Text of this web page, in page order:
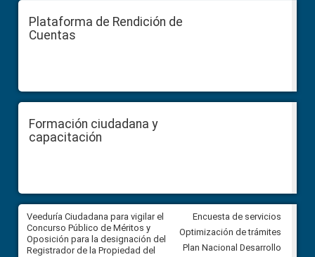
Plataforma de Rendición de
Cuentas
Formación ciudadana y
capacitación
Veeduría Ciudadana para vigilar el
Concurso Público de Méritos y
Oposición para la designación del
Registrador de la Propiedad del
Veeduría Ciudadana para
construcción del asfaltado de
diferentes barrios del sector
Ballenita del cantón Santa
Encuesta de servicios
Optimización de trámites
Plan Nacional Desarrollo